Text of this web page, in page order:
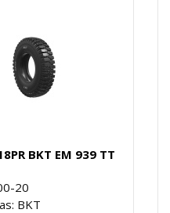
BKT EM 939 TT
20
BKT